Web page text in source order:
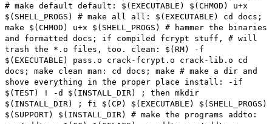
# make default default: $(EXECUTABLE) $(CHMOD) u+x
$(SHELL_PROGS) # make all all: $(EXECUTABLE) cd docs;
make $(CHMOD) u+x $(SHELL_PROGS) # hammer the binaries
and formatted docs; if compiled fcrypt stuff, # will
trash the *.o files, too. clean: $(RM) -f
$(EXECUTABLE) pass.o crack-fcrypt.o crack-lib.o cd
docs; make clean man: cd docs; make # make a dir and
shove everything in the proper place install: -if
$(TEST) ! -d $(INSTALL_DIR) ; then mkdir
$(INSTALL_DIR) ; fi $(CP) $(EXECUTABLE) $(SHELL_PROGS)
$(SUPPORT) $(INSTALL_DIR) # make the programs addto: